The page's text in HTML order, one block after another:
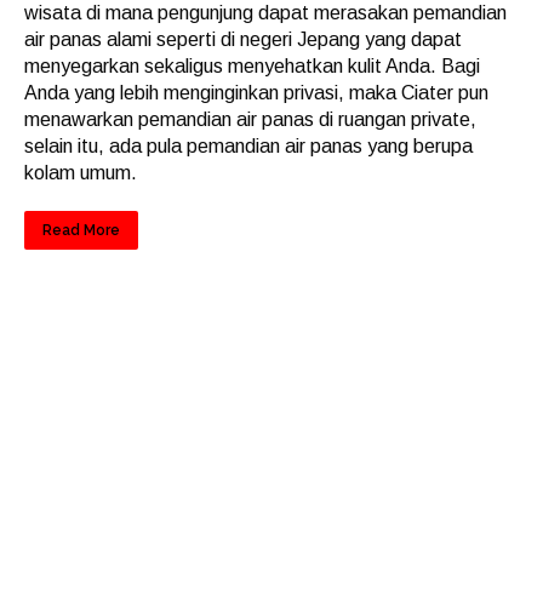
wisata di mana pengunjung dapat merasakan pemandian
air panas alami seperti di negeri Jepang yang dapat
menyegarkan sekaligus menyehatkan kulit Anda. Bagi
Anda yang lebih menginginkan privasi, maka Ciater pun
menawarkan pemandian air panas di ruangan private,
selain itu, ada pula pemandian air panas yang berupa
kolam umum.
Read More